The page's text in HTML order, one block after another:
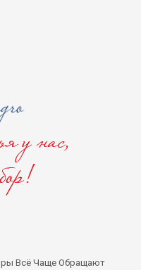
Всё Чаще Обращают